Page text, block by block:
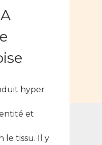
hyper
et
le tissu. Il y